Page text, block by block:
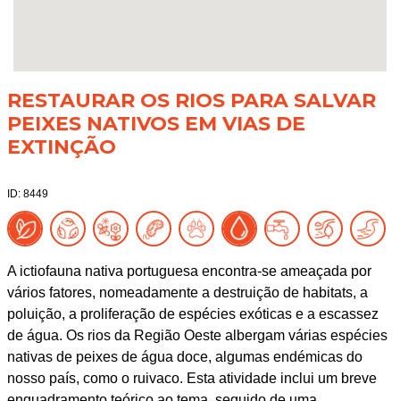
RESTAURAR OS RIOS PARA SALVAR
PEIXES NATIVOS EM VIAS DE
EXTINÇÃO
ID: 8449
A ictiofauna nativa portuguesa encontra-se ameaçada por
vários fatores, nomeadamente a destruição de habitats, a
poluição, a proliferação de espécies exóticas e a escassez
de água. Os rios da Região Oeste albergam várias espécies
nativas de peixes de água doce, algumas endémicas do
nosso país, como o ruivaco. Esta atividade inclui um breve